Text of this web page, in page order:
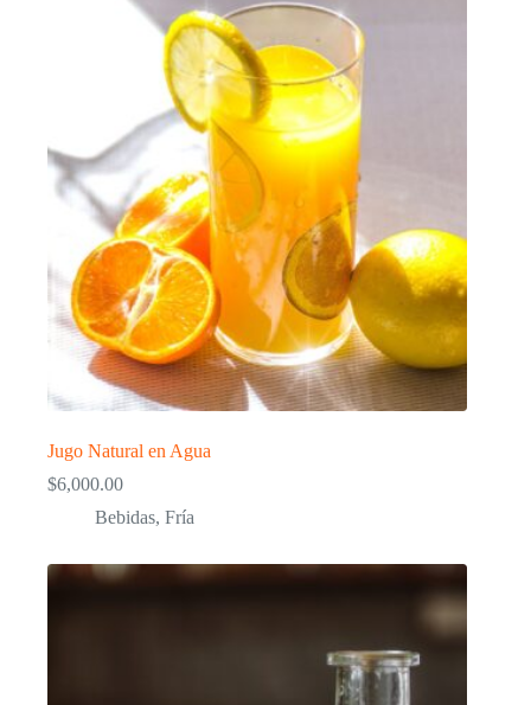
Jugo Natural en Agua
$6,000.00
Bebidas, Fría